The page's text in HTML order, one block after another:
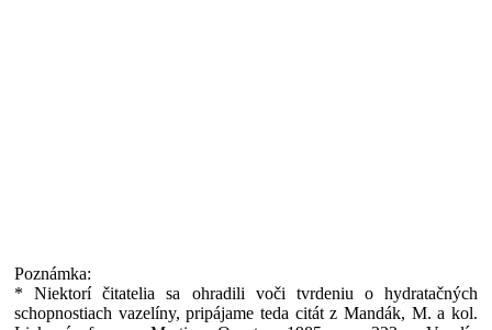
Poznámka:
* Niektorí čitatelia sa ohradili voči tvrdeniu o hydratačných
schopnostiach vazelíny, pripájame teda citát z Mandák, M. a kol.